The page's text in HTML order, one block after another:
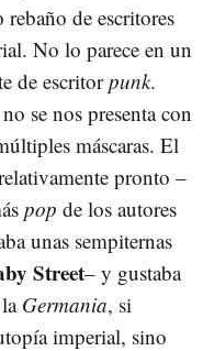
de escritores
No lo parece en un
de escritorpunk.
se nos presenta con
máscaras. El
pronto –
pop de los autores
unas sempiternas
Street– y gustaba
Germania, si
imperial, sino